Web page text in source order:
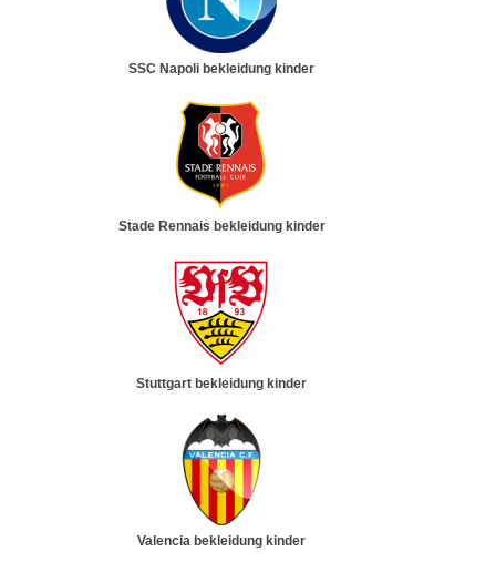
SSC Napoli bekleidung kinder
Stade Rennais bekleidung kinder
Stuttgart bekleidung kinder
Valencia bekleidung kinder